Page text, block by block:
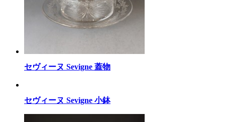
セヴィーヌ Sevigne 蓋物
セヴィーヌ Sevigne 小鉢